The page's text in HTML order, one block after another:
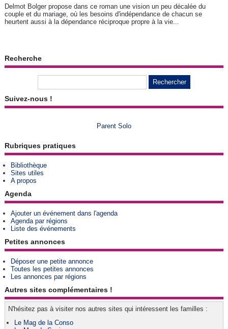
Delmot Bolger propose dans ce roman une vision un peu décalée du
couple et du mariage, où les besoins d'indépendance de chacun se
heurtent aussi à la dépendance réciproque propre à la vie...
Recherche
Suivez-nous !
Parent Solo
Rubriques pratiques
Bibliothèque
Sites utiles
A propos
Agenda
Ajouter un événement dans l'agenda
Agenda par régions
Liste des événements
Petites annonces
Déposer une petite annonce
Toutes les petites annonces
Les annonces par régions
Autres sites complémentaires !
N'hésitez pas à visiter nos autres sites qui intéressent les familles :
Le Mag de la Conso